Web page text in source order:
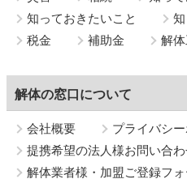
知っておきたいこと
税金
補助金 解
解体の窓口について
会社概要
プライバシ
提携希望の法人様お問い合
解体業者様・加盟ご登録フォ